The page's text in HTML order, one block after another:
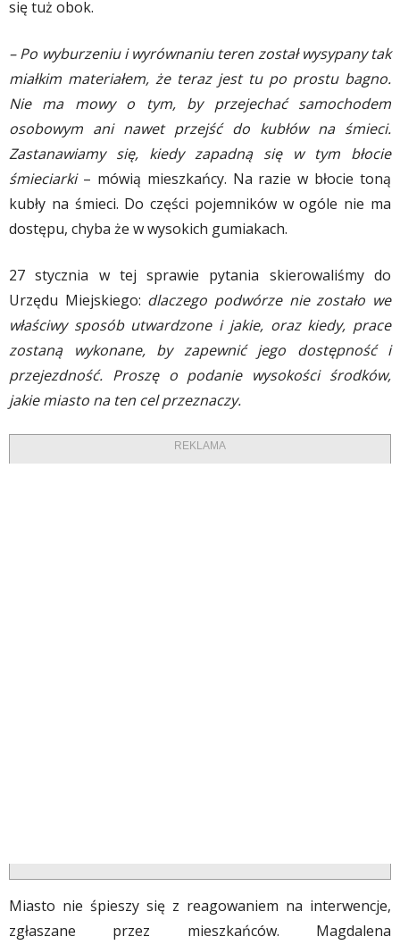
się tuż obok.
– Po wyburzeniu i wyrównaniu teren został wysypany tak
miałkim materiałem, że teraz jest tu po prostu bagno.
Nie ma mowy o tym, by przejechać samochodem
osobowym ani nawet przejść do kubłów na śmieci.
Zastanawiamy się, kiedy zapadną się w tym błocie
śmieciarki– mówią mieszkańcy. Na razie w błocie toną
kubły na śmieci. Do części pojemników w ogóle nie ma
dostępu, chyba że w wysokich gumiakach.
27 stycznia w tej sprawie pytania skierowaliśmy do
Urzędu Miejskiego: dlaczego podwórze nie zostało we
właściwy sposób utwardzone i jakie, oraz kiedy, prace
zostaną wykonane, by zapewnić jego dostępność i
przejezdność. Proszę o podanie wysokości środków,
jakie miasto na ten cel przeznaczy.
REKLAMA
Miasto nie śpieszy się z reagowaniem na interwencje,
zgłaszane przez mieszkańców. Magdalena